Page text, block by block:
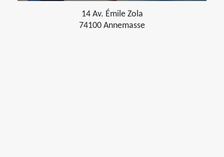
14 Av. Émile Zola
74100 Annemasse